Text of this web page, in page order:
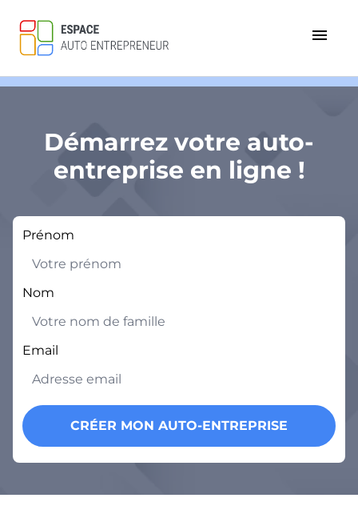
menu
Démarrez votre auto-
entreprise en ligne !
Prénom
Nom
Email
CRÉER MON AUTO-ENTREPRISE